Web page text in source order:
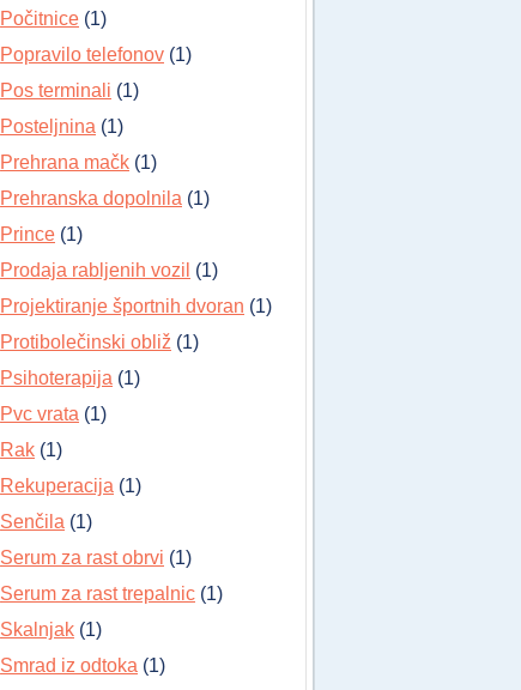
Počitnice (1)
Popravilo telefonov (1)
Pos terminali (1)
Posteljnina (1)
Prehrana mačk (1)
Prehranska dopolnila (1)
Prince (1)
Prodaja rabljenih vozil (1)
Projektiranje športnih dvoran (1)
Protibolečinski obliž (1)
Psihoterapija (1)
Pvc vrata (1)
Rak (1)
Rekuperacija (1)
Senčila (1)
Serum za rast obrvi (1)
Serum za rast trepalnic (1)
Skalnjak (1)
Smrad iz odtoka (1)